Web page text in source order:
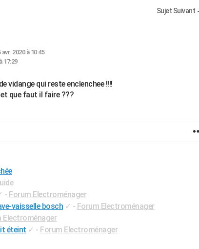
Sujet Suivant
2020 à 10:45
17:29
vidange qui reste enclenchee !!!!
que faut il faire ???
- Forum Electroménager
vaisselle bosch ✓ - Forum Electroménager
Electroménager
éteint ✓ - Forum Electroménager